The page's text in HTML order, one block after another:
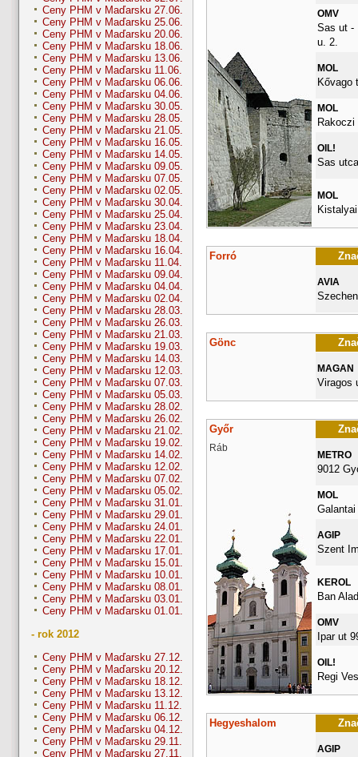
Ceny PHM v Maďarsku 27.06.
Ceny PHM v Maďarsku 25.06.
Ceny PHM v Maďarsku 20.06.
Ceny PHM v Maďarsku 18.06.
Ceny PHM v Maďarsku 13.06.
Ceny PHM v Maďarsku 11.06.
Ceny PHM v Maďarsku 06.06.
Ceny PHM v Maďarsku 04.06.
Ceny PHM v Maďarsku 30.05.
Ceny PHM v Maďarsku 28.05.
Ceny PHM v Maďarsku 21.05.
Ceny PHM v Maďarsku 16.05.
Ceny PHM v Maďarsku 14.05.
Ceny PHM v Maďarsku 09.05.
Ceny PHM v Maďarsku 07.05.
Ceny PHM v Maďarsku 02.05.
Ceny PHM v Maďarsku 30.04.
Ceny PHM v Maďarsku 25.04.
Ceny PHM v Maďarsku 23.04.
Ceny PHM v Maďarsku 18.04.
Ceny PHM v Maďarsku 16.04.
Ceny PHM v Maďarsku 11.04.
Ceny PHM v Maďarsku 09.04.
Ceny PHM v Maďarsku 04.04.
Ceny PHM v Maďarsku 02.04.
Ceny PHM v Maďarsku 28.03.
Ceny PHM v Maďarsku 26.03.
Ceny PHM v Maďarsku 21.03.
Ceny PHM v Maďarsku 19.03.
Ceny PHM v Maďarsku 14.03.
Ceny PHM v Maďarsku 12.03.
Ceny PHM v Maďarsku 07.03.
Ceny PHM v Maďarsku 05.03.
Ceny PHM v Maďarsku 28.02.
Ceny PHM v Maďarsku 26.02.
Ceny PHM v Maďarsku 21.02.
Ceny PHM v Maďarsku 19.02.
Ceny PHM v Maďarsku 14.02.
Ceny PHM v Maďarsku 12.02.
Ceny PHM v Maďarsku 07.02.
Ceny PHM v Maďarsku 05.02.
Ceny PHM v Maďarsku 31.01.
Ceny PHM v Maďarsku 29.01.
Ceny PHM v Maďarsku 24.01.
Ceny PHM v Maďarsku 22.01.
Ceny PHM v Maďarsku 17.01.
Ceny PHM v Maďarsku 15.01.
Ceny PHM v Maďarsku 10.01.
Ceny PHM v Maďarsku 08.01.
Ceny PHM v Maďarsku 03.01.
Ceny PHM v Maďarsku 01.01.
- rok 2012
Ceny PHM v Maďarsku 27.12.
Ceny PHM v Maďarsku 20.12.
Ceny PHM v Maďarsku 18.12.
Ceny PHM v Maďarsku 13.12.
Ceny PHM v Maďarsku 11.12.
Ceny PHM v Maďarsku 06.12.
Ceny PHM v Maďarsku 04.12.
Ceny PHM v Maďarsku 29.11.
Ceny PHM v Maďarsku 27.11.
OMV
Sas ut -
u. 2.
MOL
Kővago
MOL
Rakoczi
OIL!
Sas
MOL
Forró
AVIA
Gönc
MAGAN
Viragos
Győr
Ráb
METRO
9012
MOL
Galantai
AGIP
Szent
KEROL
Ban
OMV
Ipar ut
OIL!
Regi
Hegyeshalom
AGIP